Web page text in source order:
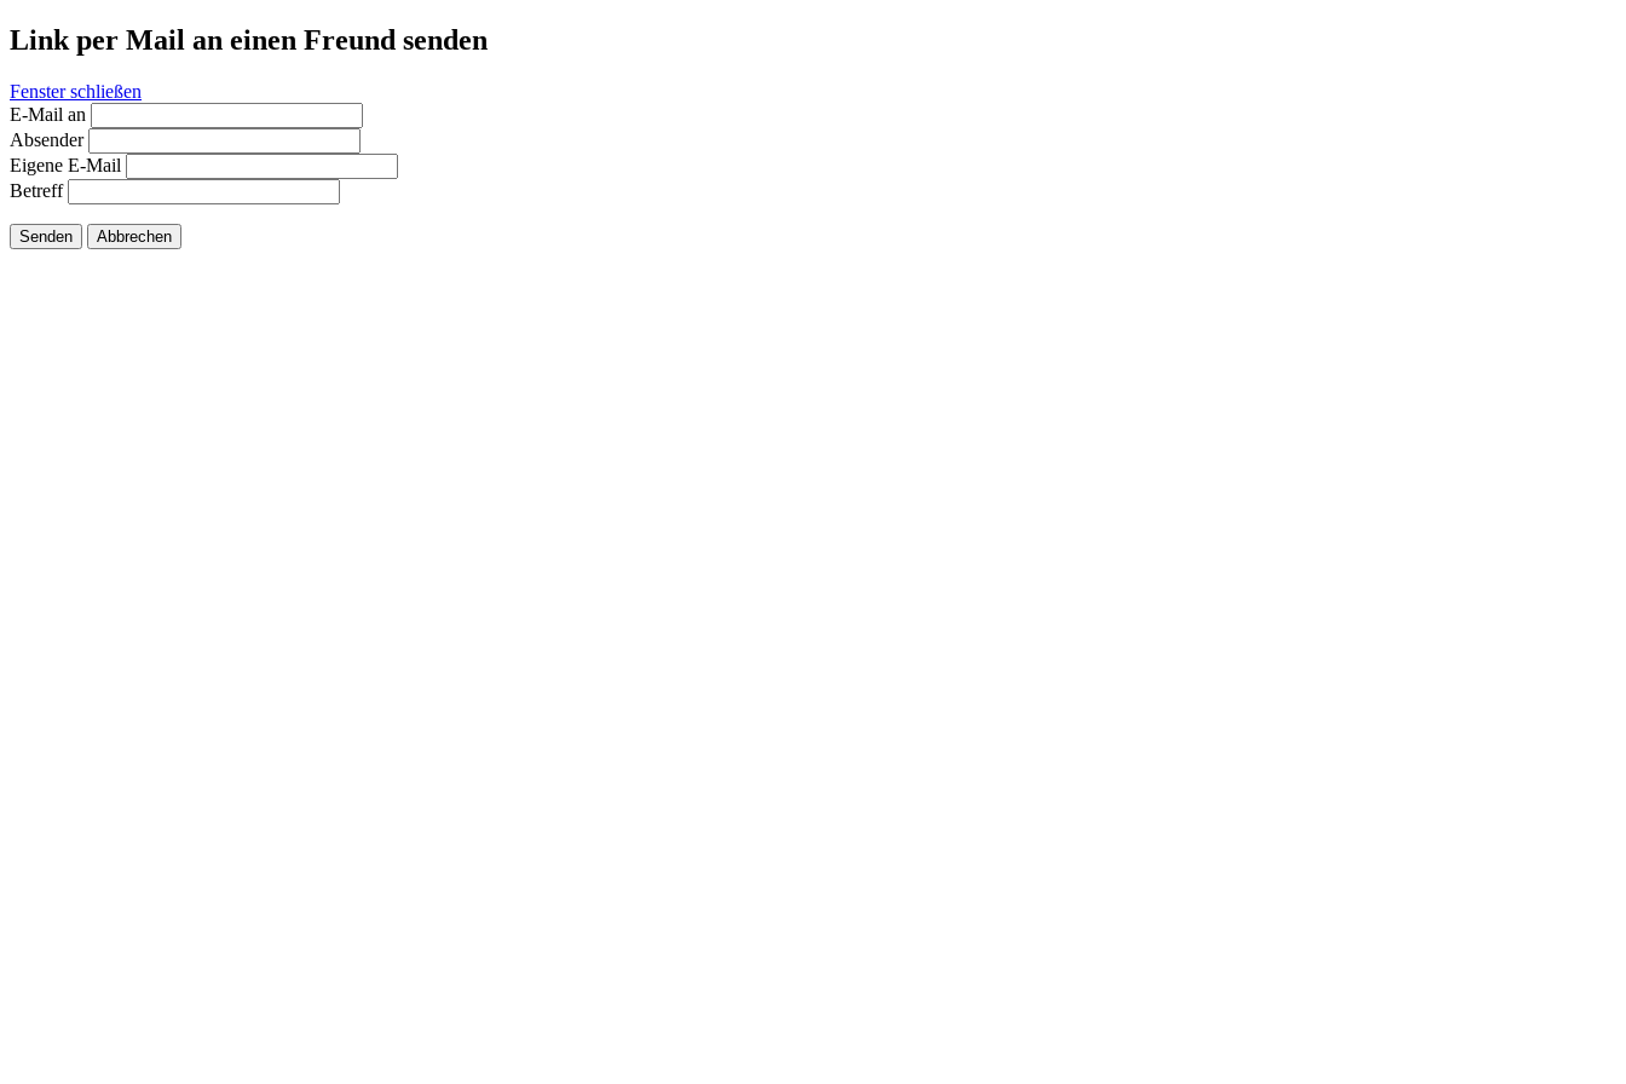
Link per Mail an einen Freund senden
Fenster schließen
E-Mail an
Absender
Eigene E-Mail
Betreff
Senden Abbrechen